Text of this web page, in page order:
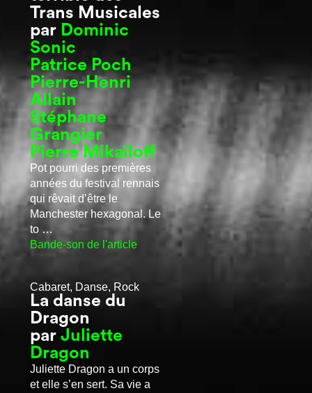
Trans Musicales
par Dominic
Sonic
Patrice Poch
Pierre-Henri
Allain
Stéphane
Grangier
Pierre Mikaïloff
Pot pourri des premières
années du festival rennais
qui rêvait d’être le
Manchester hexagonal. Le
to …
Bande-son de l'article
Cabaret, Danse, Rock
La danse du
Dragon
par Juliette
Dragon
Juliette Dragon a un corps
et elle s’en sert. Sa vie a